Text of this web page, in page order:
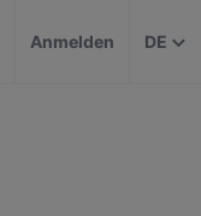
Anmelden DE